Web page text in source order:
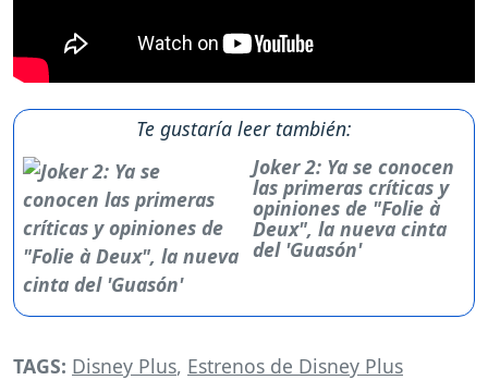
Te gustaría leer también:
Joker 2: Ya se conocen
las primeras críticas y
opiniones de "Folie à
Deux", la nueva cinta
del 'Guasón'
TAGS: Disney Plus, Estrenos de Disney Plus